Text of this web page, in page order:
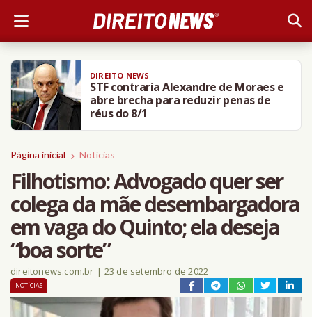
DIREITO NEWS
STF contraria Alexandre de Moraes e
abre brecha para reduzir penas de
réus do 8/1
Página inicial Notícias
Filhotismo: Advogado quer ser
colega da mãe desembargadora
em vaga do Quinto; ela deseja
“boa sorte”
direitonews.com.br | 23 de setembro de 2022
NOTÍCIAS